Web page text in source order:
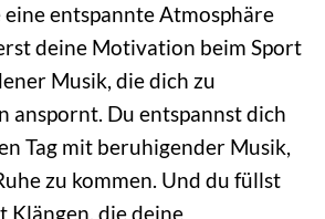
entspannte Atmosphäre
deine Motivation beim Sport
Musik, die dich zu
anspornt. Du entspannst dich
Tag mit beruhigender Musik,
zu kommen. Und du füllst
Klängen, die deine